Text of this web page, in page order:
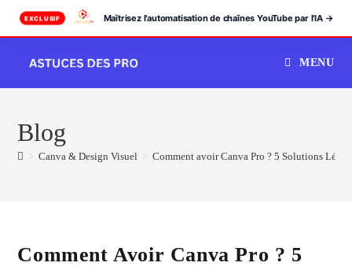
EXCLUSIF Maîtrisez l'automatisation de chaînes YouTube par l'IA →
content
MENU
Blog
> Canva & Design Visuel > Comment avoir Canva Pro ? 5 Solutions
Comment Avoir Canva Pro ? 5